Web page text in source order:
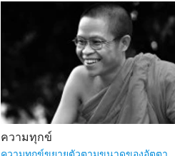
ความทุกข์